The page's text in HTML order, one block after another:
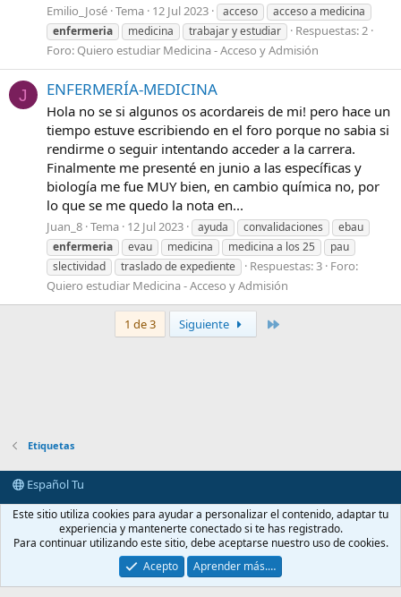
Emilio_José Tema 12 Jul 2023 acceso
acceso a medicina
enfermeria
medicina trabajar y estudiar
Respuestas: 2
Foro: Quiero estudiar Medicina - Acceso y Admisión
J ENFERMERÍA-MEDICINA
Hola no se si algunos os acordareis de mi! pero hace un
tiempo estuve escribiendo en el foro porque no sabia si
rendirme o seguir intentando acceder a la carrera.
Finalmente me presenté en junio a las específicas y
biología me fue MUY bien, en cambio química no, por
lo que se me quedo la nota en...
Juan_8 Tema 12 Jul 2023 ayuda convalidaciones
ebau
enfermeria
evau medicina medicina a los 25
pau
slectividad
traslado de expediente Respuestas: 3 Foro:
Quiero estudiar Medicina - Acceso y Admisión
1 de 3 Siguiente
Etiquetas
Español Tu
Contactarnos
Términos y reglas Política de privacidad
Ayuda
R
S
S
Community platform by XenForo® © 2010-2026 XenForo Ltd.
Este sitio utiliza cookies para ayudar a personalizar el contenido, adaptar tu
experiencia y mantenerte conectado si te has registrado.
Para continuar utilizando este sitio, debe aceptarse nuestro uso de cookies.
Acepto
Aprender más.…